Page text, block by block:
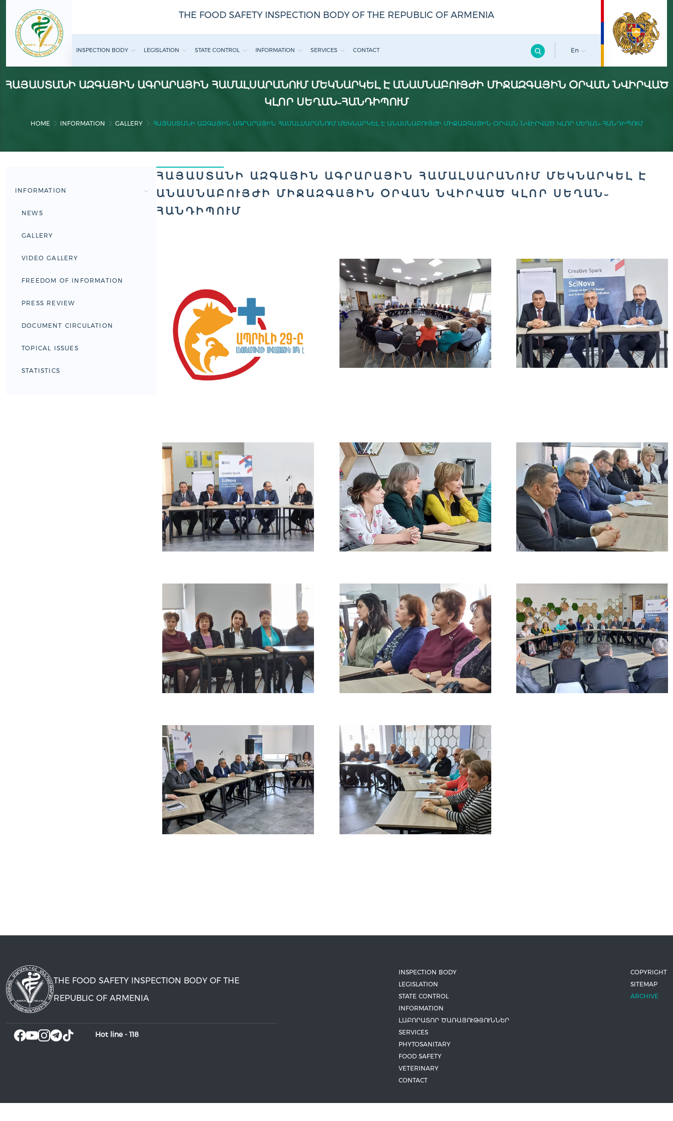
THE FOOD SAFETY INSPECTION BODY OF THE REPUBLIC OF ARMENIA
INSPECTION BODY LEGISLATION STATE CONTROL INFORMATION SERVICES CONTACT En
ՀԱՅԱՍՏԱՆԻ ԱԶԳԱՅԻՆ ԱԳՐԱՐԱՅԻՆ ՀԱՄԱԼՍԱՐԱՆՈՒՄ ՄԵԿՆԱՐԿԵԼ Է ԱՆԱՍՆԱԲՈՒՅԺԻ ՄԻՋԱԶԳԱՅԻՆ ՕՐՎԱՆ ՆՎԻՐՎԱԾ
ԿԼՈՐ ՍԵՂԱՆ֊ՀԱՆԴԻՊՈՒՄ
HOME INFORMATION GALLERY ՀԱՅԱՍՏԱՆԻ ԱԶԳԱՅԻՆ ԱԳՐԱՐԱՅԻՆ ՀԱՄԱԼՍԱՐԱՆՈՒՄ ՄԵԿՆԱՐԿԵԼ Է ԱՆԱՍՆԱԲՈՒՅԺԻ ՄԻՋԱԶԳԱՅԻՆ ՕՐՎԱՆ ՆՎԻՐՎԱԾ ԿԼՈՐ ՍԵՂԱՆ֊ՀԱՆԴԻՊՈՒՄ
INFORMATION
NEWS
GALLERY
VIDEO GALLERY
FREEDOM OF INFORMATION
PRESS REVIEW
DOCUMENT CIRCULATION
TOPICAL ISSUES
STATISTICS
ՀԱՅԱՍՏԱՆԻ ԱԶԳԱՅԻՆ ԱԳՐԱՐԱՅԻՆ ՀԱՄԱԼՍԱՐԱՆՈՒՄ ՄԵԿՆԱՐԿԵԼ Է
ԱՆԱՍՆԱԲՈՒՅԺԻ ՄԻՋԱԶԳԱՅԻՆ ՕՐՎԱՆ ՆՎԻՐՎԱԾ ԿԼՈՐ ՍԵՂԱՆ֊
ՀԱՆԴԻՊՈՒՄ
THE FOOD SAFETY INSPECTION BODY OF THE
REPUBLIC OF ARMENIA
Hot line - 118
INSPECTION BODY
LEGISLATION
STATE CONTROL
INFORMATION
ԼԱԲՈՐԱՏՈՐ ԾԱՌԱՅՈՒԹՅՈՒՆՆԵՐ
SERVICES
PHYTOSANITARY
FOOD SAFETY
VETERINARY
CONTACT
COPYRIGHT
SITEMAP
ARCHIVE